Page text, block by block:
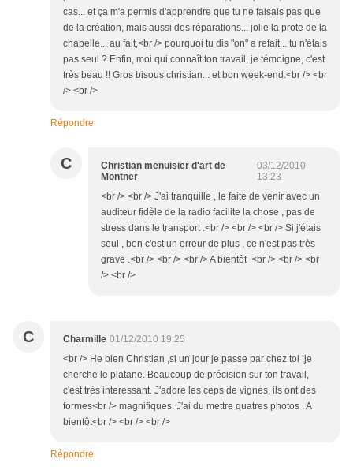
cas... et ça m'a permis d'apprendre que tu ne faisais pas que
de la création, mais aussi des réparations... jolie la prote de la
chapelle... au fait,<br /> pourquoi tu dis "on" a refait... tu n'étais
pas seul ? Enfin, moi qui connaît ton travail, je témoigne, c'est
très beau !! Gros bisous christian... et bon week-end.<br /> <br
/> <br />
Répondre
C
Christian menuisier d'art de
Montner
03/12/2010
13:23
<br /> <br /> J'ai tranquille , le faite de venir avec un
auditeur fidèle de la radio facilite la chose , pas de
stress dans le transport .<br /> <br /> <br /> Si j'étais
seul , bon c'est un erreur de plus , ce n'est pas très
grave .<br /> <br /> <br /> A bientôt <br /> <br /> <br
/> <br />
C Charmille 01/12/2010 19:25
<br /> He bien Christian ,si un jour je passe par chez toi ,je
cherche le platane. Beaucoup de précision sur ton travail,
c'est très interessant. J'adore les ceps de vignes, ils ont des
formes<br /> magnifiques. J'ai du mettre quatres photos . A
bientôt<br /> <br /> <br />
Répondre